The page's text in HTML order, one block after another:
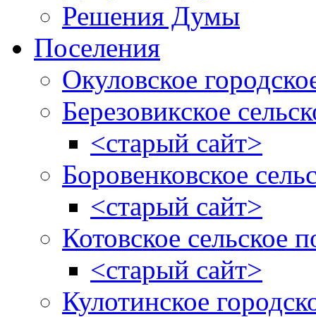
Решения Думы
Поселения
Окуловское
Березовикское
<старый сайт>
Боровенковское
<старый сайт>
Котовское сельское
<старый сайт>
Кулотинское